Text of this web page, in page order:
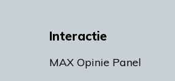
Interactie
MAX Opinie Panel